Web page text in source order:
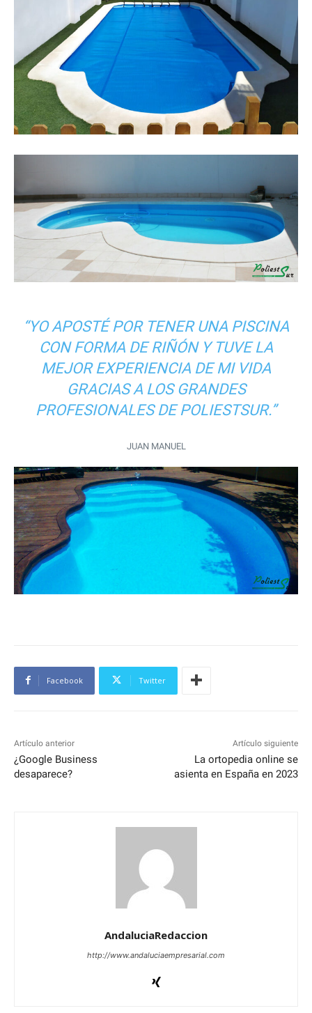
“YO APOSTÉ POR TENER UNA PISCINA
CON FORMA DE RIÑÓN Y TUVE LA
MEJOR EXPERIENCIA DE MI VIDA
GRACIAS A LOS GRANDES
PROFESIONALES DE POLIESTSUR.”
JUAN MANUEL
Facebook Twitter
Artículo anterior
¿Google Business
desaparece?
Artículo siguiente
La ortopedia online se
asienta en España en 2023
AndaluciaRedaccion
http://www.andaluciaempresarial.com